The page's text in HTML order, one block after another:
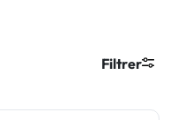
Filtrer